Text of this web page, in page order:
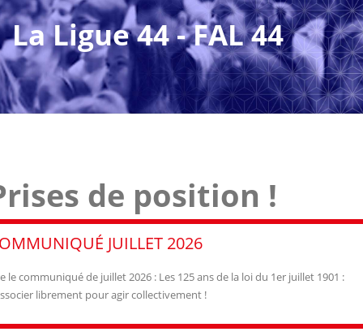
La Ligue 44 - FAL 44
de position !
JUILLET 2026
le communiqué de juillet 2026 : Les 125 ans de la loi du 1er juillet 1901 :
librement pour agir collectivement !